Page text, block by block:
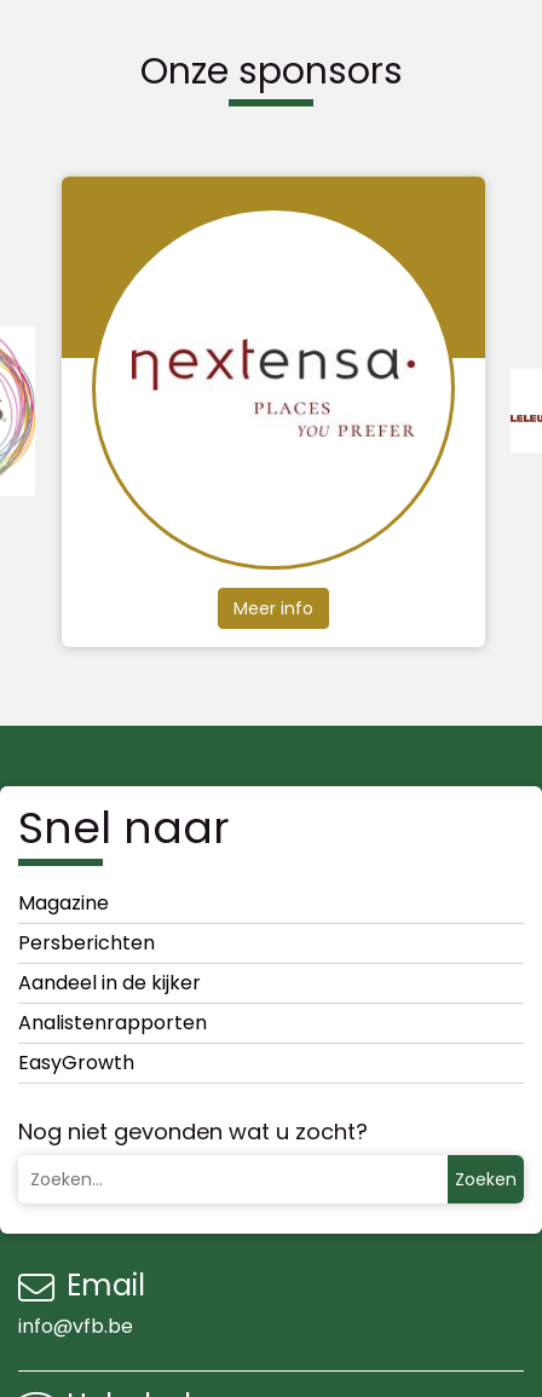
Onze sponsors
Meer info
Snel naar
Magazine
Persberichten
Aandeel in de kijker
Analistenrapporten
EasyGrowth
Nog niet gevonden wat u zocht?
Zoeken
Email
info@vfb.be